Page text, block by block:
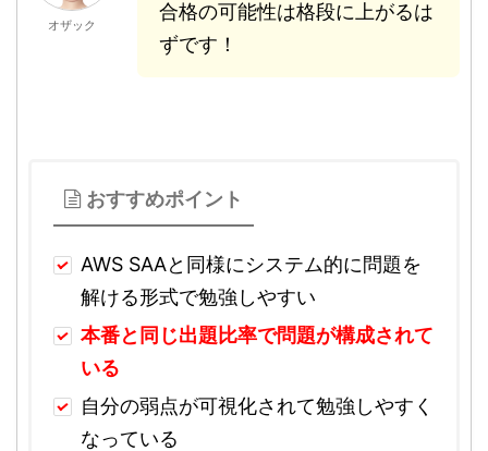
オザック
合格の可能性は格段に上がるは
ずです！
おすすめポイント
AWS SAAと同様にシステム的に問題を
解ける形式で勉強しやすい
本番と同じ出題比率で問題が構成されて
いる
自分の弱点が可視化されて勉強しやすく
なっている